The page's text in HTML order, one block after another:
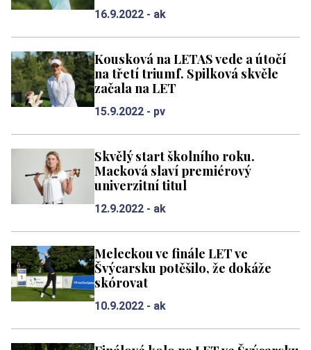
16.9.2022 - ak
Kousková na LETAS vede a útočí
na třetí triumf. Spilková skvěle
začala na LET
15.9.2022 - pv
Skvělý start školního roku.
Macková slaví premiérový
univerzitní titul
12.9.2022 - ak
Meleckou ve finále LET ve
Švýcarsku potěšilo, že dokáže
skórovat
10.9.2022 - ak